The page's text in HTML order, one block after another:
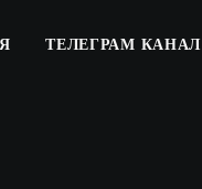
ТЕЛЕГРАМ КАНАЛ